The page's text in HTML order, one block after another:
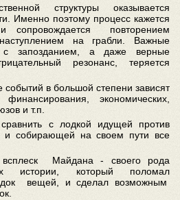
структуры оказывается
Именно поэтому процесс кажется
сопровождается повторением
на грабли. Важные
с запозданием, а даже верные
резонанс, теряется
событий в большой степени зависят
экономических,
и т.п.
с лодкой идущей против
и собирающей на своем пути все
всплеск Майдана - своего рода
истории, который поломал
вещей, и сделал возможным